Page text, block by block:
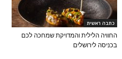
כתבה ראשית
החוויה הלילית והמדויקת שמחכה לכם
בכניסה לירושלים